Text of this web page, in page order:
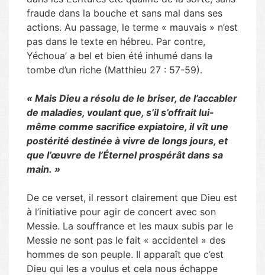
fraude dans la bouche et sans mal dans ses
actions. Au passage, le terme « mauvais » n’est
pas dans le texte en hébreu. Par contre,
Yéchoua’ a bel et bien été inhumé dans la
tombe d’un riche (Matthieu 27 : 57-59).
« Mais Dieu a résolu de le briser, de l’accabler
de maladies, voulant que, s’il s’offrait lui-
même comme sacrifice expiatoire, il vît une
postérité destinée à vivre de longs jours, et
que l’œuvre de l’Éternel prospérât dans sa
main. »
De ce verset, il ressort clairement que Dieu est
à l’initiative pour agir de concert avec son
Messie. La souffrance et les maux subis par le
Messie ne sont pas le fait « accidentel » des
hommes de son peuple. Il apparaît que c’est
Dieu qui les a voulus et cela nous échappe